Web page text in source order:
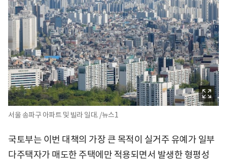
서울 송파구 아파트 및 빌라 일대. /뉴스1
국토부는 이번 대책의 가장 큰 목적이 실거주 유예가 일부
다주택자가 매도한 주택에만 적용되면서 발생한 형평성